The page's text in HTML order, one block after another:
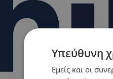
Υπεύθυνη
Εμείς και οι